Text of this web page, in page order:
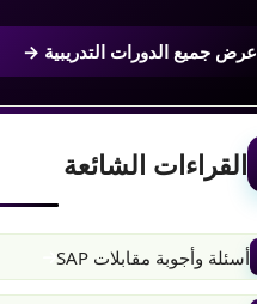
عرض جميع الدورات التدريبية →
القراءات الشائعة
أسئلة وأجوبة مقابلات SAP